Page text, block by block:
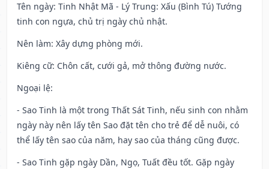
Tên ngày: Tinh Nhật Mã - Lý Trung: Xấu (Bình Tú) Tướng
tinh con ngựa, chủ trị ngày chủ nhật.
Nên làm: Xây dựng phòng mới.
Kiêng cữ: Chôn cất, cưới gả, mở thông đường nước.
Ngoại lệ:
- Sao Tinh là một trong Thất Sát Tinh, nếu sinh con nhằm
ngày này nên lấy tên Sao đặt tên cho trẻ để dễ nuôi, có
thể lấy tên sao của năm, hay sao của tháng cũng được.
- Sao Tinh gặp ngày Dần, Ngọ, Tuất đều tốt. Gặp ngày